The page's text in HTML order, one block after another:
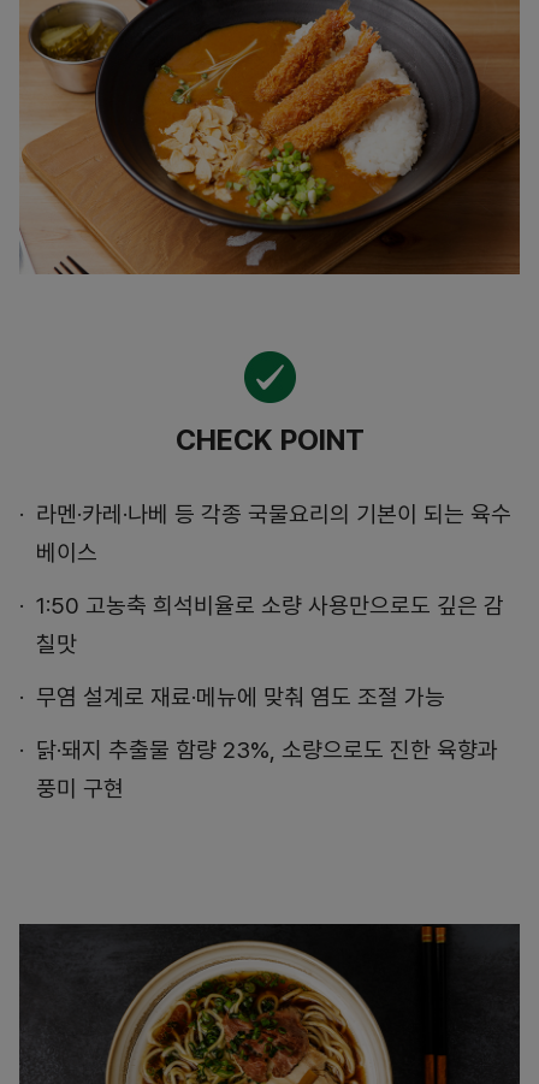
CHECK POINT
라멘·카레·나베 등 각종 국물요리의 기본이 되는 육수
베이스
1:50 고농축 희석비율로 소량 사용만으로도 깊은 감
칠맛
무염 설계로 재료·메뉴에 맞춰 염도 조절 가능
닭·돼지 추출물 함량 23%, 소량으로도 진한 육향과
풍미 구현